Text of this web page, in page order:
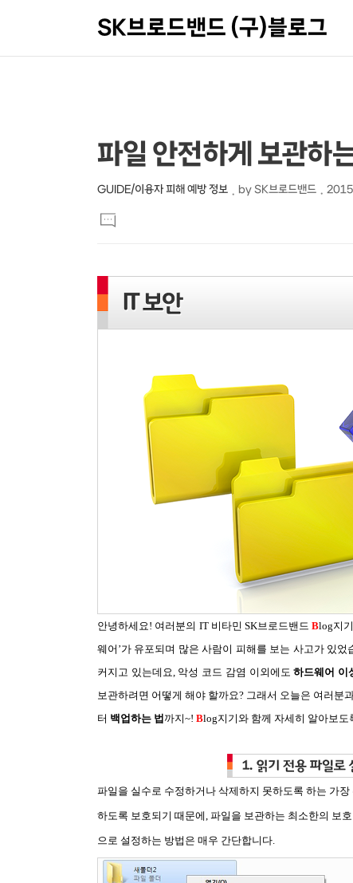
SK브로드밴드 (구)블로그
상
컨
텐
본
문
제
목
파일 안전하게 보관하
GUIDE/이용자 피해 예방 정보 by SK브로드밴드
문
댓
글
안녕하세요! 여러분의 IT 비타민 SK브로드밴드Blog지
웨어’가 유포되며 많은 사람이 피해를 보는 사고가 있었
커지고 있는데요, 악성 코드 감염 이외에도하드웨어 이
보관하려면 어떻게 해야 할까요? 그래서 오늘은 여러분
터 백업하는 법 까지~! Blog지기와 함께 자세히 알아보도
파일을 실수로 수정하거나 삭제하지 못하도록 하는 가장
하도록 보호되기 때문에, 파일을 보관하는 최소한의 보
으로 설정하는 방법은 매우 간단합니다.